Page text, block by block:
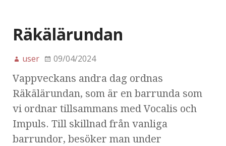
Räkälärundan
user 09/04/2024
Vappveckans andra dag ordnas
Räkälärundan, som är en barrunda som
vi ordnar tillsammans med Vocalis och
Impuls. Till skillnad från vanliga
barrundor, besöker man under